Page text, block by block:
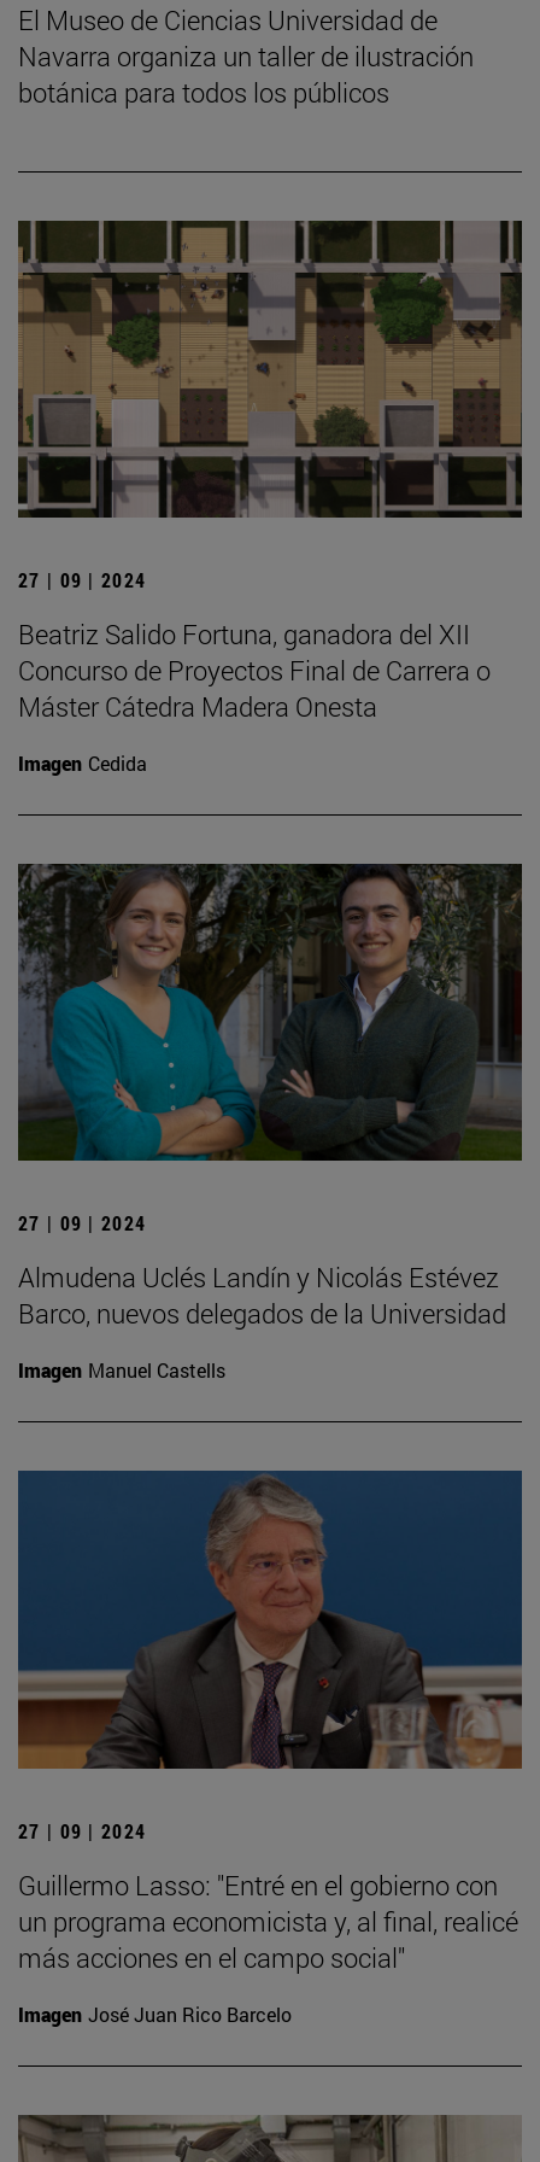
El Museo de Ciencias Universidad de
Navarra organiza un taller de ilustración
botánica para todos los públicos
27 | 09 | 2024
Beatriz Salido Fortuna, ganadora del XII
Concurso de Proyectos Final de Carrera o
Máster Cátedra Madera Onesta
Imagen Cedida
27 | 09 | 2024
Almudena Uclés Landín y Nicolás Estévez
Barco, nuevos delegados de la Universidad
Imagen Manuel Castells
27 | 09 | 2024
Guillermo Lasso: "Entré en el gobierno con
un programa economicista y, al final, realicé
más acciones en el campo social"
Imagen José Juan Rico Barcelo